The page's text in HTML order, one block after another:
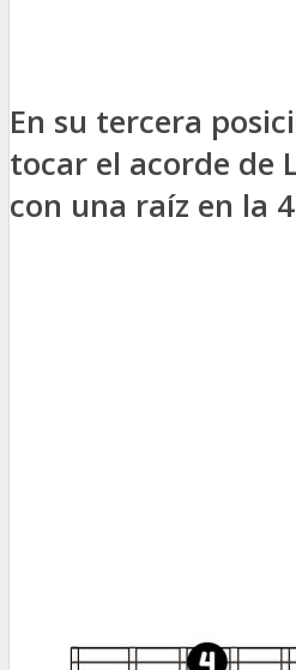
En su tercera
tocar el acorde de
con una raíz en la